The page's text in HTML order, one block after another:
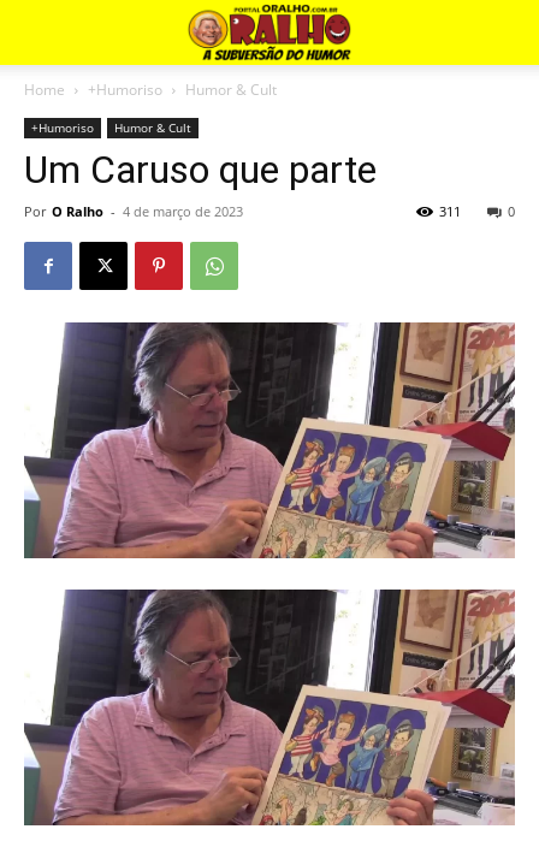
Home +Humoriso Humor & Cult
+Humoriso Humor & Cult
Um Caruso que parte
Por O Ralho - 4 de março de 2023 0
311